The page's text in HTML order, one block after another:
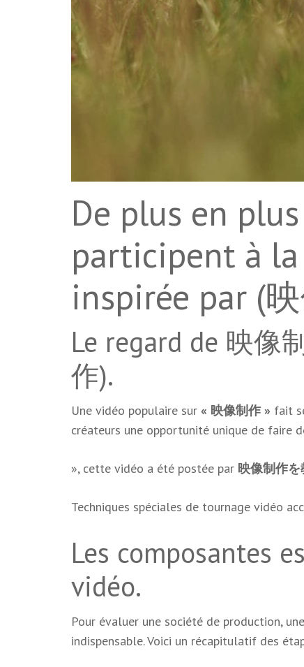
De plus en
participent à
inspirée par (
Le regard de 映像
作).
Une vidéo populaire sur « 映像制作 » fait
créateurs une opportunité unique de faire
», cette vidéo a été postée par 映像制作
Techniques spéciales de tournage vidéo
Les composantes
vidéo.
Pour évaluer une société de production,
indispensable. Voici un récapitulatif des